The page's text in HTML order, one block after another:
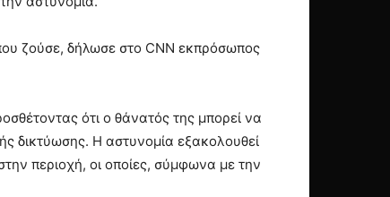
ζούσε, δήλωσε στο CNN εκπρόσωπος
ότι ο θάνατός της μπορεί να
δικτύωσης. Η αστυνομία εξακολουθεί
περιοχή, οι οποίες, σύμφωνα με την